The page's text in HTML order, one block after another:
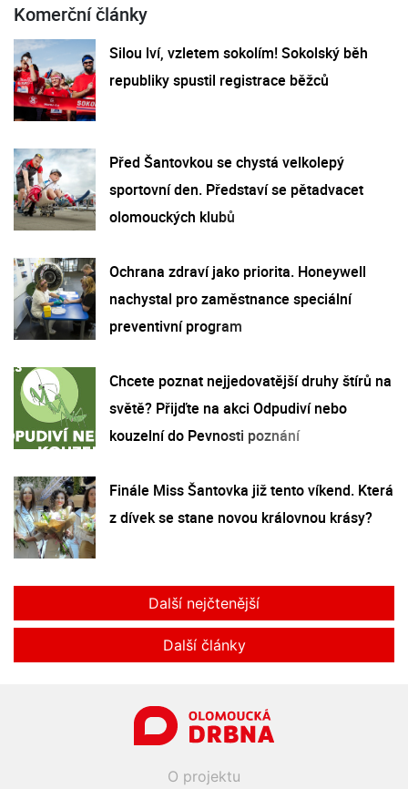
Komerční články
Silou lví, vzletem sokolím! Sokolský běh
republiky spustil registrace běžců
Před Šantovkou se chystá velkolepý
sportovní den. Představí se pětadvacet
olomouckých klubů
Ochrana zdraví jako priorita. Honeywell
nachystal pro zaměstnance speciální
preventivní program
Chcete poznat nejjedovatější druhy štírů na
světě? Přijďte na akci Odpudiví nebo
kouzelní do Pevnosti poznání
Finále Miss Šantovka již tento víkend. Která
z dívek se stane novou královnou krásy?
Další nejčtenější
Další články
O projektu